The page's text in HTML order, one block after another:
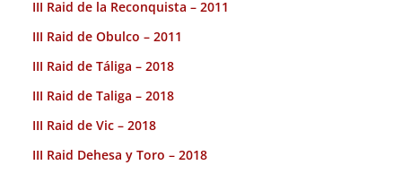
III Raid de la Reconquista – 2011
III Raid de Obulco – 2011
III Raid de Táliga – 2018
III Raid de Taliga – 2018
III Raid de Vic – 2018
III Raid Dehesa y Toro – 2018